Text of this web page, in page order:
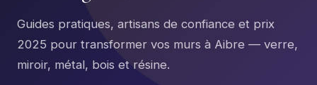
Guides pratiques, artisans de confiance et prix
2025 pour transformer vos murs à Aibre — verre,
miroir, métal, bois et résine.